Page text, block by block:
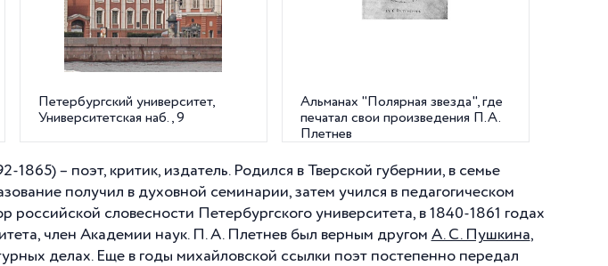
Петербургский университет,
Университетская наб., 9
Альманах "Полярная звезда", где
печатал свои произведения П.А.
Плетнев
– поэт, критик, издатель. Родился в Тверской губернии, в семье
получил в духовной семинарии, затем учился в педагогическом
российской словесности Петербургского университета, в 1840-1861 годах
член Академии наук. П. А. Плетнев был верным другом А. С. Пушкина,
делах. Еще в годы михайловской ссылки поэт постепенно передал